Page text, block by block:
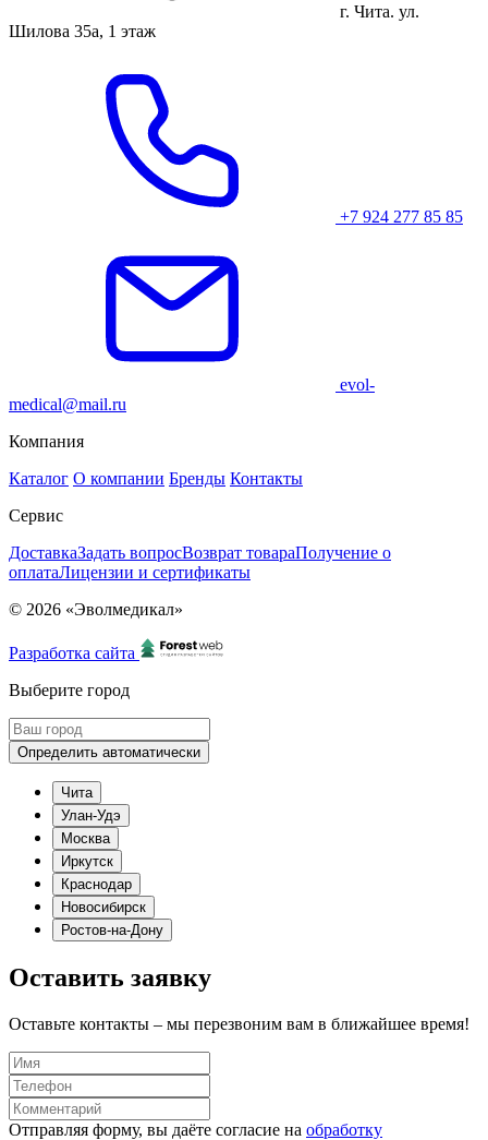
г. Чита. ул.
Шилова 35а, 1 этаж
+7 924 277 85 85
evol-
medical@mail.ru
Компания
Каталог О компании Бренды Контакты
Сервис
ДоставкаЗадать вопросВозврат товараПолучение о
оплатаЛицензии и сертификаты
© 2026 «Эволмедикал»
Разработка сайта
Выберите город
Определить автоматически
Чита
Улан-Удэ
Москва
Иркутск
Краснодар
Новосибирск
Ростов-на-Дону
Оставить заявку
Оставьте контакты – мы перезвоним вам в ближайшее время!
Отправляя форму, вы даёте согласие на обработку